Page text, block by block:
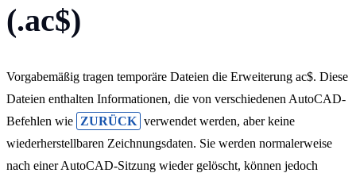
(.ac$)
Vorgabemäßig tragen temporäre Dateien die Erweiterung ac$. Diese
Dateien enthalten Informationen, die von verschiedenen AutoCAD-
Befehlen wie ZURÜCK verwendet werden, aber keine
wiederherstellbaren Zeichnungsdaten. Sie werden normalerweise
nach einer AutoCAD-Sitzung wieder gelöscht, können jedoch